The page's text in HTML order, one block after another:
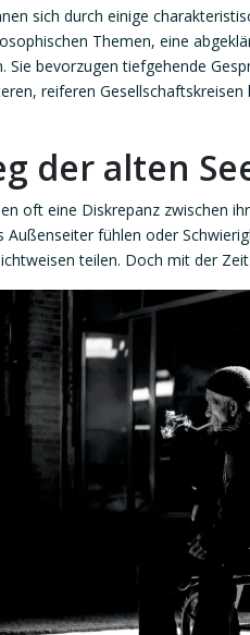
sich durch einige
Themen, eine
Sie bevorzugen tiefgehende
reiferen Gesellschaftskreisen
der alten
oft eine Diskrepanz zwischen
Außenseiter fühlen oder
teilen. Doch mit der